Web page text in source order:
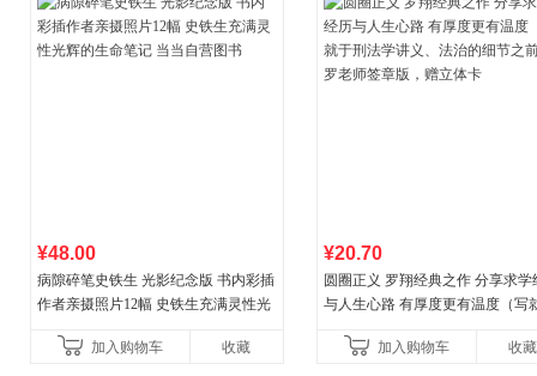
¥48.00
病隙碎笔史铁生 光影纪念版 书内彩插
作者亲摄照片12幅 史铁生充满灵性光
加入购物车
收藏
¥20.70
圆圈正义 罗翔经典之作 分享求学
与人生心路 有厚度更有温度（写
师签章版，赠立体卡
加入购物车 收藏